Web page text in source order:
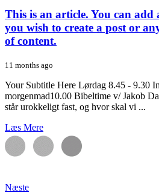
This is an article. You can add
you wish to create a post or
of content.
11 months ago
Your Subtitle Here Lørdag 8.45 - 9.30
morgenmad10.00 Bibeltime v/ Jakob
står urokkeligt fast, og hvor skal vi ...
Læs Mere
Næste